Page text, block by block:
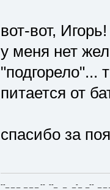
вот-вот, Игорь!
у меня нет
"подгорело"...
питается от
спасибо за
--_ _ _ _ _ _ -- --_ _ _-_ _-- _ _